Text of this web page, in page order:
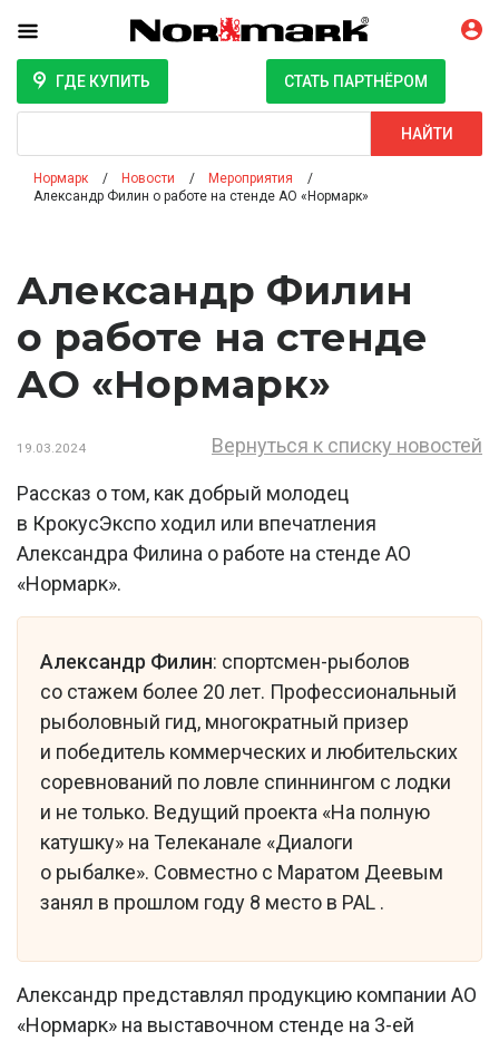
ГДЕ КУПИТЬ СТАТЬ ПАРТНЁРОМ
НАЙТИ
Нормарк Новости
Мероприятия
Александр Филин о работе на стенде АО «Нормарк»
Александр Филин
о работе на стенде
АО «Нормарк»
19.03.2024 Вернуться к списку новостей
Рассказ о том, как добрый молодец
в КрокусЭкспо ходил или впечатления
Александра Филина о работе на стенде АО
«Нормарк».
Александр Филин: спортсмен-рыболов
со стажем более 20 лет. Профессиональный
рыболовный гид, многократный призер
и победитель коммерческих и любительских
соревнований по ловле спиннингом с лодки
и не только. Ведущий проекта «На полную
катушку» на Телеканале «Диалоги
о рыбалке». Совместно с Маратом Деевым
занял в прошлом году 8 место в PAL .
Александр представлял продукцию компании АО
«Нормарк» на выставочном стенде на 3-ей